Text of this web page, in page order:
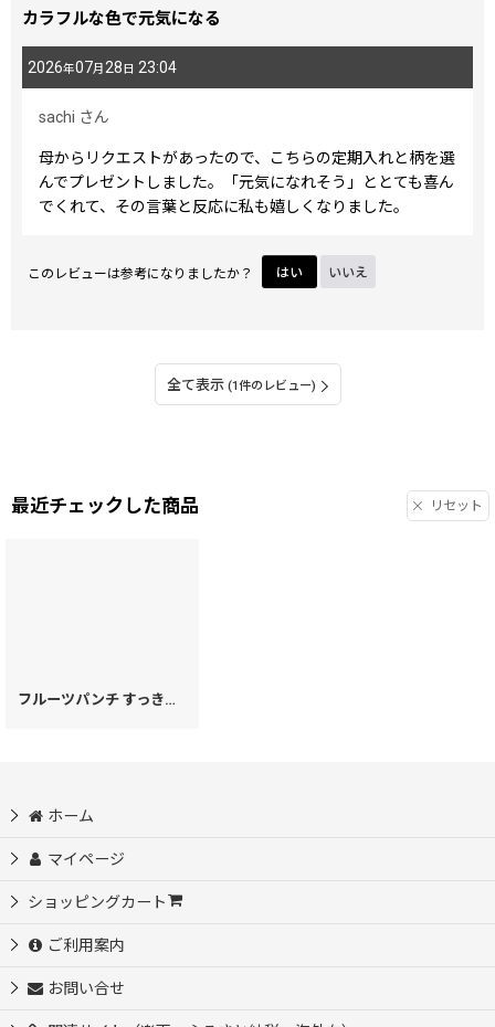
カラフルな色で元気になる
2026年07月 28日 23:04
sachi さん
母からリクエストがあったので、こちらの定期入れと柄を選
んでプレゼントしました。「元気になれそう」ととても喜ん
でくれて、その言葉と反応に私も嬉しくなりました。
このレビューは参考になりましたか？ はい いいえ
全て表示 (1件のレビュー)
最近チェックした商品 リセット
フルーツパンチ すっきりカードケース［t］
ホーム
マイページ
ショッピングカート
ご利用案内
お問い合せ